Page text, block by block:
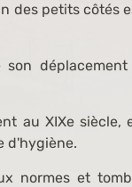
des petits côtés
son
au XIXe siècle,
d'hygiène.
normes et